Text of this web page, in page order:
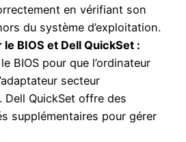
en vérifiant son
du système d’exploitation.
BIOS et Dell QuickSet :
BIOS pour que l’ordinateur
secteur
Dell QuickSet offre des
supplémentaires pour gérer